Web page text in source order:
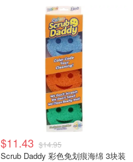
$11.43 $14.95
Scrub Daddy 彩色免划痕海绵 3块装